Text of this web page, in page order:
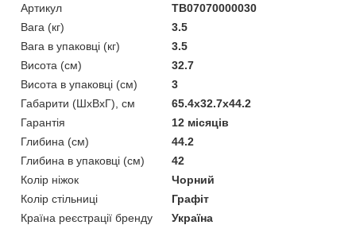
Артикул
TB07070000030
Вага (кг)
3.5
Вага в упаковці (кг)
3.5
Висота (см)
32.7
Висота в упаковці (см)
3
Габарити (ШхВxГ), см
65.4x32.7x44.2
Гарантія
12 місяців
Глибина (см)
44.2
Глибина в упаковці (см)
42
Колір ніжок
Чорний
Колір стільниці
Графіт
Країна реєстрації бренду
Україна